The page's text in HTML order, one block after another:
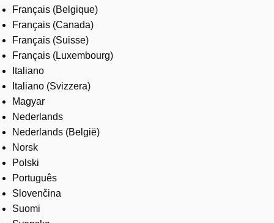
Français (Belgique)
Français (Canada)
Français (Suisse)
Français (Luxembourg)
Italiano
Italiano (Svizzera)
Magyar
Nederlands
Nederlands (België)
Norsk
Polski
Português
Slovenčina
Suomi